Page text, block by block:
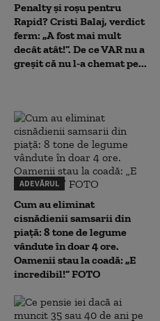
Penalty și roșu pentru
Rapid? Cristi Balaj, verdict
ferm: „A fost mai mult
decât atât!”. De ce VAR nu a
greșit că nu l-a chemat pe...
ADEVĂRUL
Cum au eliminat
cisnădienii samsarii din
piață: 8 tone de legume
vândute în doar 4 ore.
Oamenii stau la coadă: „E
incredibil!” FOTO